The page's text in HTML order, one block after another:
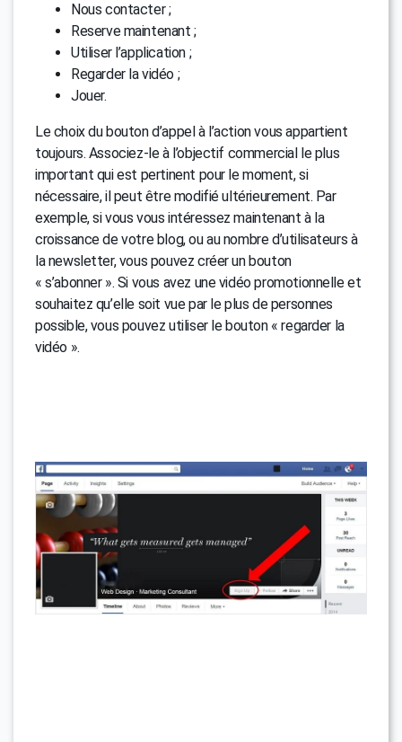
Nous contacter ;
Reserve maintenant ;
Utiliser l’application ;
Regarder la vidéo ;
Jouer.
Le choix du bouton d’appel à l’action vous appartient
toujours. Associez-le à l’objectif commercial le plus
important qui est pertinent pour le moment, si
nécessaire, il peut être modifié ultérieurement. Par
exemple, si vous vous intéressez maintenant à la
croissance de votre blog, ou au nombre d’utilisateurs à
la newsletter, vous pouvez créer un bouton
« s’abonner ». Si vous avez une vidéo promotionnelle et
souhaitez qu’elle soit vue par le plus de personnes
possible, vous pouvez utiliser le bouton « regarder la
vidéo ».